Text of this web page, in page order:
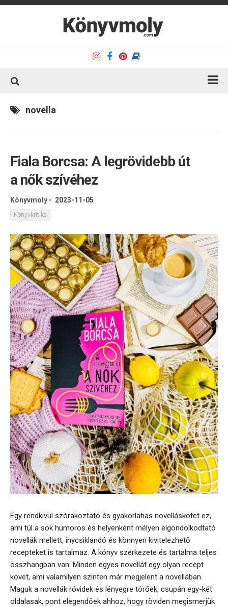
Kapcsolat
Olvasó sarok
Könyveim
Rólam
novella
Fiala Borcsa: A ​legrövidebb út
a nők szívéhez
Könyvmoly - 2023-11-05
Könyvkritika
Egy rendkívül szórakoztató és gyakorlatias novelláskötet ez,
ami túl a sok humoros és helyenként mélyen elgondolkodtató
novellák mellett, ínycsiklandó és könnyen kivitelezhető
recepteket is tartalmaz. A könyv szerkezete és tartalma teljes
összhangban van. Minden egyes novellát egy olyan recept
követ, ami valamilyen szinten már megjelent a novellában.
Maguk a novellák rövidek és lényegre törőek, csupán egy-két
oldalasak, pont elegendőek ahhoz, hogy röviden megismerjük